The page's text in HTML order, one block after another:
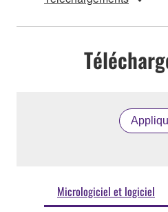
Micrologiciel et logiciel